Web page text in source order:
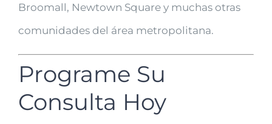
Broomall, Newtown Square y muchas otras
comunidades del área metropolitana.
Programe Su
Consulta Hoy